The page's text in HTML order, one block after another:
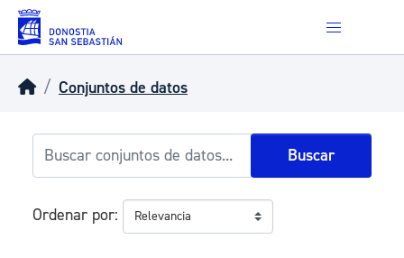
Skip to main content
Conjuntos de datos
Buscar
Ordenar por